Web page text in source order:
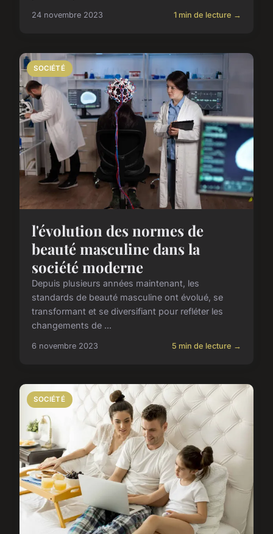
24 novembre 2023 1 min de lecture →
SOCIÉTÉ
l'évolution des normes de
beauté masculine dans la
société moderne
Depuis plusieurs années maintenant, les
standards de beauté masculine ont évolué, se
transformant et se diversifiant pour refléter les
changements de ...
6 novembre 2023 5 min de lecture →
SOCIÉTÉ